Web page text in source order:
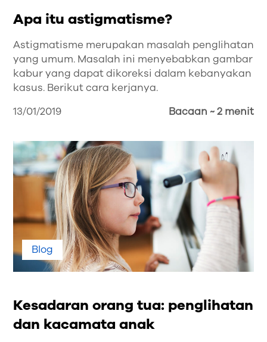
Apa itu astigmatisme?
Astigmatisme merupakan masalah penglihatan
yang umum. Masalah ini menyebabkan gambar
kabur yang dapat dikoreksi dalam kebanyakan
kasus. Berikut cara kerjanya.
13/01/2019
Bacaan ~ 2 menit
Blog
Kesadaran orang tua: penglihatan
dan kacamata anak